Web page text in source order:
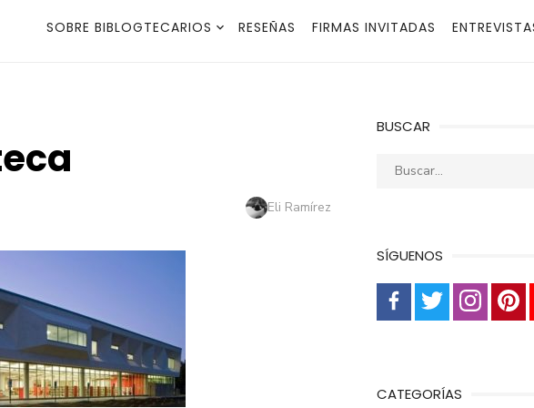
SOBRE BIBLOGTECARIOS RESEÑAS FIRMAS INVITADAS
Autor
Eli Ramírez
BUSCAR
Buscar:
SÍGUENOS
CATEGORÍAS